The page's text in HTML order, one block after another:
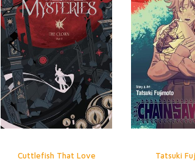
Cuttlefish That Love Tatsuki